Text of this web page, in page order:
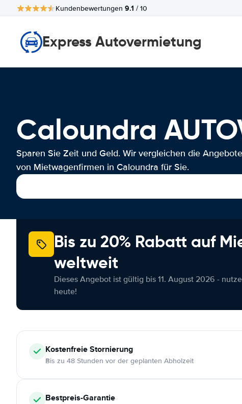
Kundenbewertungen 9.1 / 10
Express Autovermietung
Caloundra
Sparen Sie Zeit und Geld. Wir vergleichen die Angebote
von Mietwagenfirmen in Caloundra für Sie.
Bis zu 20% Rabatt auf
weltweit
Dieses Angebot ist gültig bis 11. August 2026 -
heute!
KostenfreieStornierung
Bis zu 48 Stunden vor der geplanten Abholzeit
Bestpreis-Garantie